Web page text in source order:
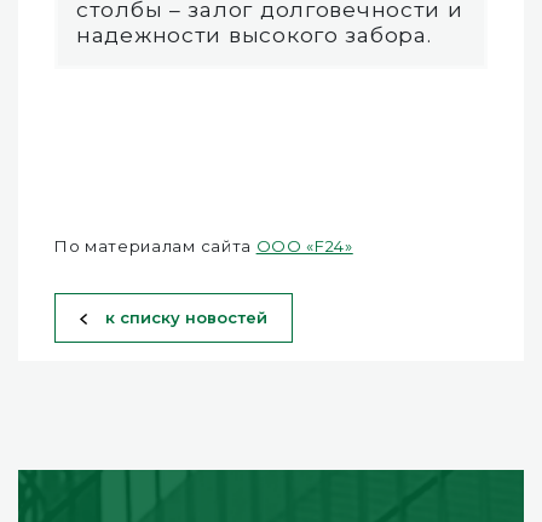
столбы – залог долговечности и
надежности высокого забора.
По материалам сайта ООО «F24»
к списку новостей